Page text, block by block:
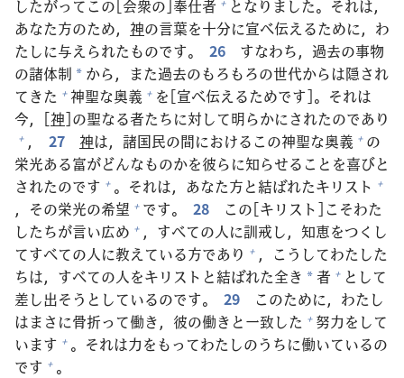
したがってこの[会衆の]奉仕者
となりました。それは，
あなた方のため， 神の言葉を十分に宣べ伝えるために，わ
たしに与えられたものです。 26 すなわち， 過去の事物
の諸体制 * から，また過去のもろもろの世代からは隠され
てきた + 神聖な奥義 + を[宣べ伝えるためです]。それは
今，[神]の聖なる者たちに対して明らかにされたのであり
+ ， 27 神は， 諸国民の間におけるこの神聖な奥義 + の
栄光ある富がどんなものかを彼らに知らせることを喜びと
されたのです + 。それは，あなた方と結ばれたキリスト +
，その栄光の希望 + です。 28
この[キリスト]こそわた
したちが言い広め + ，すべての人に訓戒し， 知恵をつくし
てすべての人に教えている方であり + ，こうしてわたした
ちは，すべての人をキリストと結ばれた全き * 者 + として
差し出そうとしているのです。 29
このために，わたし
はまさに骨折って働き， 彼の働きと一致した + 努力をして
います + 。それは力をもってわたしのうちに働いているの
です + 。